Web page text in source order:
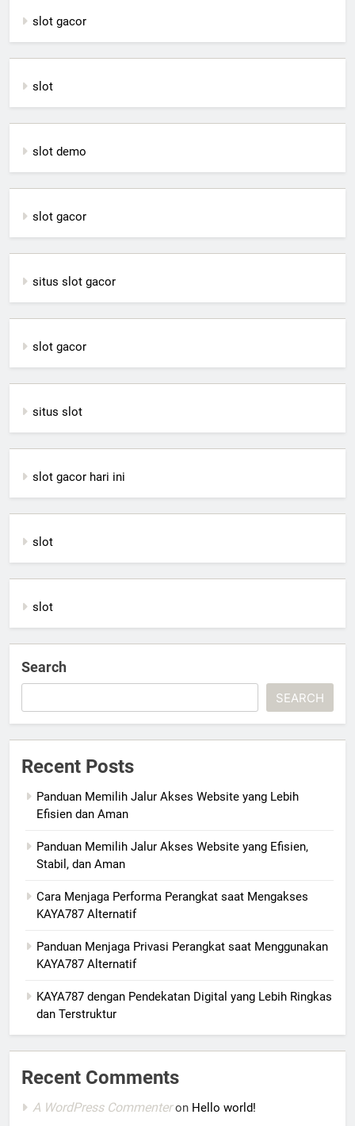
slot gacor
slot
slot demo
slot gacor
situs slot gacor
slot gacor
situs slot
slot gacor hari ini
slot
slot
Search
SEARCH
Recent Posts
Panduan Memilih Jalur Akses Website yang Lebih
Efisien dan Aman
Panduan Memilih Jalur Akses Website yang Efisien,
Stabil, dan Aman
Cara Menjaga Performa Perangkat saat Mengakses
KAYA787 Alternatif
Panduan Menjaga Privasi Perangkat saat Menggunakan
KAYA787 Alternatif
KAYA787 dengan Pendekatan Digital yang Lebih Ringkas
dan Terstruktur
Recent Comments
A WordPress Commenteron Hello world!